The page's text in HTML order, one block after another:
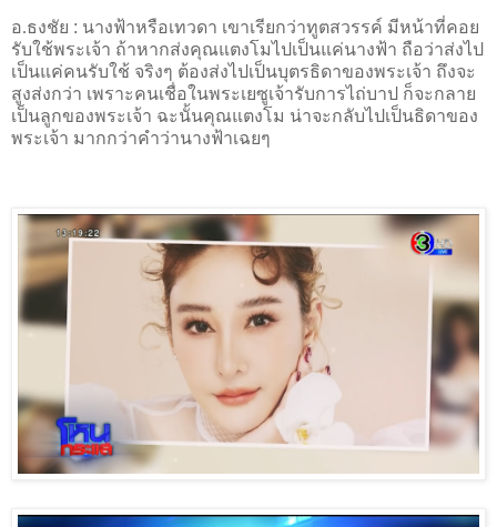
อ.ธงชัย : นางฟ้าหรือเทวดา เขาเรียกว่าทูตสวรรค์ มีหน้าที่คอย
รับใช้พระเจ้า ถ้าหากส่งคุณแตงโมไปเป็นแค่นางฟ้า ถือว่าส่งไป
เป็นแค่คนรับใช้ จริงๆ ต้องส่งไปเป็นบุตรธิดาของพระเจ้า ถึงจะ
สูงส่งกว่า เพราะคนเชื่อในพระเยซูเจ้ารับการไถ่บาป ก็จะกลาย
เป็นลูกของพระเจ้า ฉะนั้นคุณแตงโม น่าจะกลับไปเป็นธิดาของ
พระเจ้า มากกว่าคำว่านางฟ้าเฉยๆ